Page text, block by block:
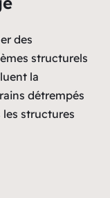
des
structurels
la
détrempés
les structures